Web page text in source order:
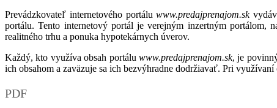
Prevádzkovateľ internetového portáluwww.predajprenajom.sk
portálu. Tento internetový portál je verejným inzertným portálom,
realitného trhu a ponuka hypotekárnych úverov.
Každý, kto využíva obsah portálu www.predajprenajom.sk, je
ich obsahom a zaväzuje sa ich bezvýhradne dodržiavať. Pri
PDF